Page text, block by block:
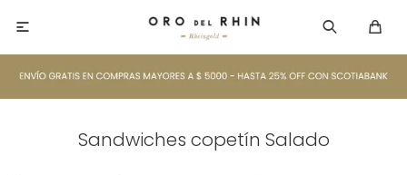

Sandwiches copetín Salado